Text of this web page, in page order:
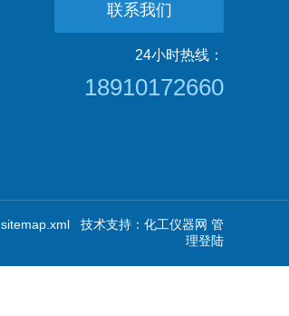
联系我们
24小时热线：
18910172660
sitemap.xml 技术支持： 化工仪器网 管
理登陆